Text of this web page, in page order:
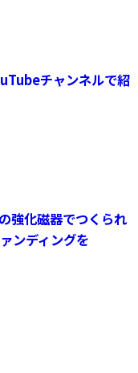
チャンネルで紹
強化磁器でつくられ
ンディングを